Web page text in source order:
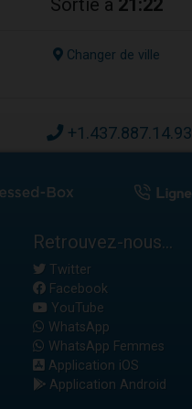
Sortie à 21:22
Changer de ville
+1.437.887.14.93
Retrouvez-nous...
Twitter
Facebook
YouTube
WhatsApp
WhatsApp Femmes
Application iOS
Application Android